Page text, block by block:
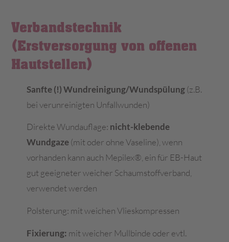
Verbandstechnik
(Erstversorgung von offenen
Hautstellen)
Sanfte (!) Wundreinigung/Wundspülung(z.B.
bei verunreinigten Unfallwunden)
Direkte Wundauflage: nicht-klebende
Wundgaze(mit oder ohne Vaseline), wenn
vorhanden kann auch Mepilex®, ein für EB-Haut
gut geeigneter weicher Schaumstoffverband,
verwendet werden
Polsterung: mit weichen Vlieskompressen
Fixierung: mit weicher Mullbinde oder evtl.